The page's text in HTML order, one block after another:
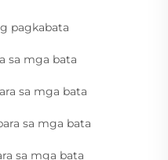
pagkabata
sa mga bata
sa mga bata
sa mga bata
sa mga bata